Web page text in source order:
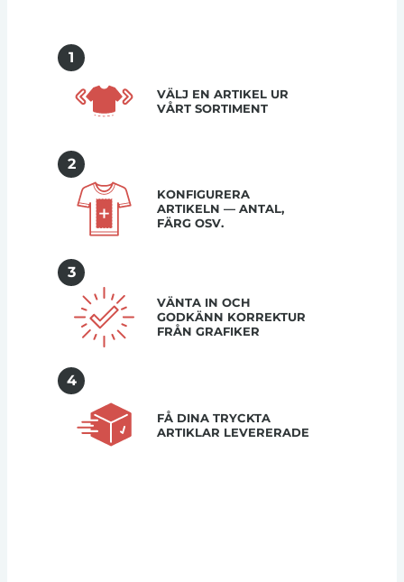
1
VÄLJ EN ARTIKEL UR
VÅRT SORTIMENT
2
KONFIGURERA
ARTIKELN — ANTAL,
FÄRG OSV.
3
VÄNTA IN OCH
GODKÄNN KORREKTUR
FRÅN GRAFIKER
4
FÅ DINA TRYCKTA
ARTIKLAR LEVERERADE